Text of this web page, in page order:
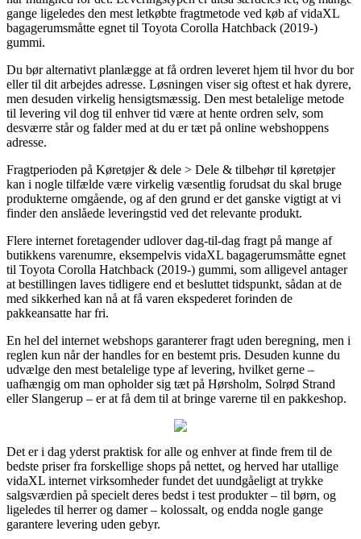
gange ligeledes den mest letkøbte fragtmetode ved køb af vidaXL
bagagerumsmåtte egnet til Toyota Corolla Hatchback (2019-)
gummi.
Du bør alternativt planlægge at få ordren leveret hjem til hvor du bor
eller til dit arbejdes adresse. Løsningen viser sig oftest et hak dyrere,
men desuden virkelig hensigtsmæssig. Den mest betalelige metode
til levering vil dog til enhver tid være at hente ordren selv, som
desværre står og falder med at du er tæt på online webshoppens
adresse.
Fragtperioden på Køretøjer & dele > Dele & tilbehør til køretøjer
kan i nogle tilfælde være virkelig væsentlig forudsat du skal bruge
produkterne omgående, og af den grund er det ganske vigtigt at vi
finder den anslåede leveringstid ved det relevante produkt.
Flere internet foretagender udlover dag-til-dag fragt på mange af
butikkens varenumre, eksempelvis vidaXL bagagerumsmåtte egnet
til Toyota Corolla Hatchback (2019-) gummi, som alligevel antager
at bestillingen laves tidligere end et besluttet tidspunkt, sådan at de
med sikkerhed kan nå at få varen ekspederet forinden de
pakkeansatte har fri.
En hel del internet webshops garanterer fragt uden beregning, men i
reglen kun når der handles for en bestemt pris. Desuden kunne du
udvælge den mest betalelige type af levering, hvilket gerne –
uafhængig om man opholder sig tæt på Hørsholm, Solrød Strand
eller Slangerup – er at få dem til at bringe varerne til en pakkeshop.
Det er i dag yderst praktisk for alle og enhver at finde frem til de
bedste priser fra forskellige shops på nettet, og herved har utallige
vidaXL internet virksomheder fundet det uundgåeligt at trykke
salgsværdien på specielt deres bedst i test produkter – til børn, og
ligeledes til herrer og damer – kolossalt, og endda nogle gange
garantere levering uden gebyr.